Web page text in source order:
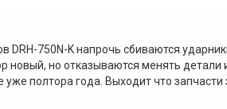
DRH-750N-K напрочь сбиваются
новый, но отказываются менять
полтора года. Выходит что запчасти